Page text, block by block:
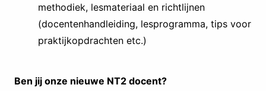
methodiek, lesmateriaal en richtlijnen
(docentenhandleiding, lesprogramma, tips voor
praktijkopdrachten etc.)
Ben jij onze nieuwe NT2 docent?